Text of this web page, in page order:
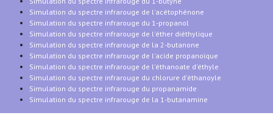
Simulation du spectre infrarouge de l'acétophénone
Simulation du spectre infrarouge du 1-propanol
Simulation du spectre infrarouge de l'éther diéthylique
Simulation du spectre infrarouge de la 2-butanone
Simulation du spectre infrarouge de l'acide propanoïque
Simulation du spectre infrarouge de l'éthanoate d'éthyle
Simulation du spectre infrarouge du chlorure d'éthanoyle
Simulation du spectre infrarouge du propanamide
Simulation du spectre infrarouge de la 1-butanamine